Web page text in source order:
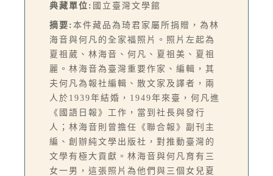
典藏單位: 國立臺灣文學館
摘要: 本件藏品為琦君家屬所捐贈，為林
海音與何凡的全家福照片。照片左起為
夏祖葳、林海音、何凡、夏祖美、夏祖
麗。林海音為臺灣重要作家、編輯，其
夫何凡為報社編輯、散文家及譯者，兩
人於1939年結婚，1949年來臺，何凡進
《國語日報》工作，當到社長與發行
人；林海音則曾擔任《聯合報》副刊主
編、創辦純文學出版社，對推動臺灣的
文學有極大貢獻。林海音與何凡育有三
女一男，這張照片為他們與三個女兒夏